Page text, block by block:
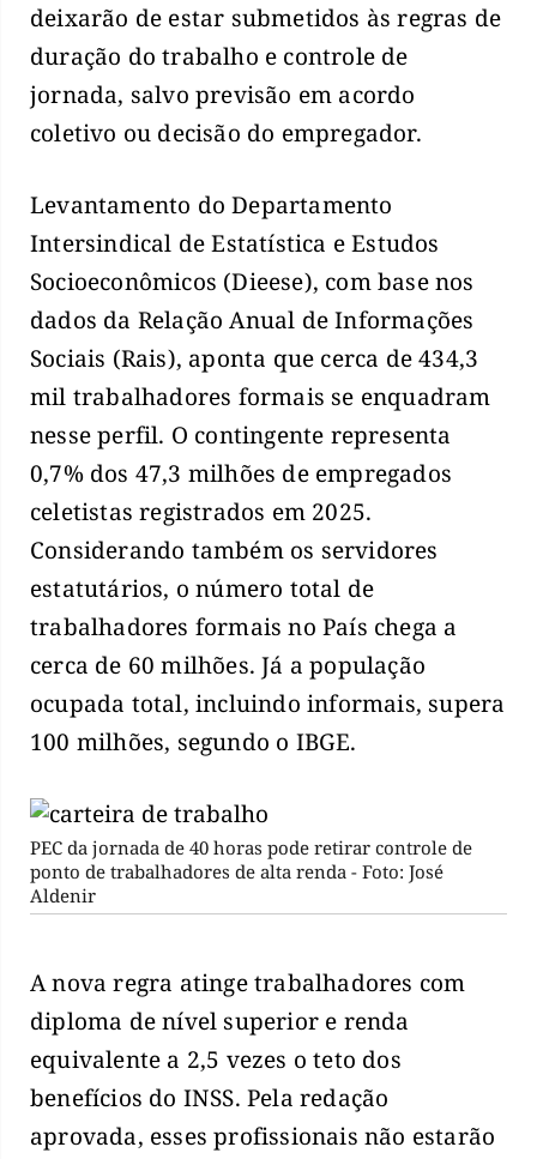
deixarão de estar submetidos às regras de
duração do trabalho e controle de
jornada, salvo previsão em acordo
coletivo ou decisão do empregador.
Levantamento do Departamento
Intersindical de Estatística e Estudos
Socioeconômicos (Dieese), com base nos
dados da Relação Anual de Informações
Sociais (Rais), aponta que cerca de 434,3
mil trabalhadores formais se enquadram
nesse perfil. O contingente representa
0,7% dos 47,3 milhões de empregados
celetistas registrados em 2025.
Considerando também os servidores
estatutários, o número total de
trabalhadores formais no País chega a
cerca de 60 milhões. Já a população
ocupada total, incluindo informais, supera
100 milhões, segundo o IBGE.
PEC da jornada de 40 horas pode retirar controle de
ponto de trabalhadores de alta renda - Foto: José
Aldenir
A nova regra atinge trabalhadores com
diploma de nível superior e renda
equivalente a 2,5 vezes o teto dos
benefícios do INSS. Pela redação
aprovada, esses profissionais não estarão